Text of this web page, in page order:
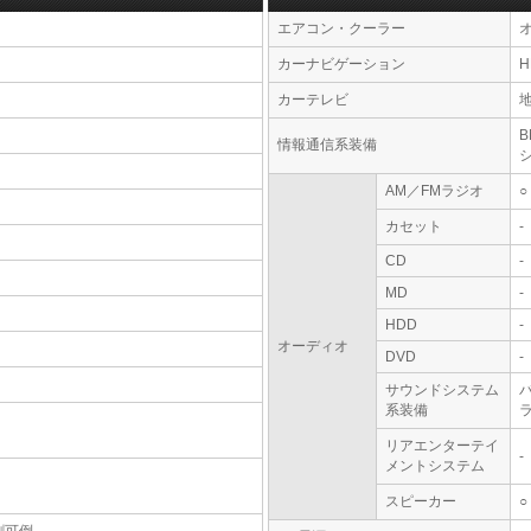
エアコン・クーラー
カーナビゲーション
カーテレビ
情報通信系装備
オーディオ
AM／FMラジオ ○
カセット -
CD
-
MD
-
HDD
-
DVD
-
サウンドシステム
系装備
リアエンターテイ
メントシステム
-
スピーカー ○